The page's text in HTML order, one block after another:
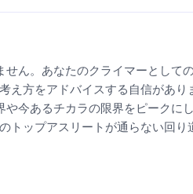
ん。あなたのクライマーとして
え方をアドバイスする自信があり
今あるチカラの限界をピークに
トップアスリートが通らない回り